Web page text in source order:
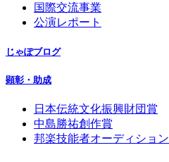
国際交流事業
公演レポート
じゃぽブログ
顕彰・助成
日本伝統文化振興財団賞
中島勝祐創作賞
邦楽技能者オーディション